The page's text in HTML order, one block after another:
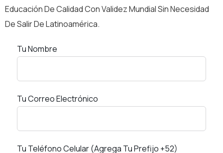
Educación De Calidad Con Validez Mundial Sin Necesidad
De Salir De Latinoamérica.
Tu Nombre
Tu Correo Electrónico
Tu Teléfono Celular (agrega Tu Prefijo +52)